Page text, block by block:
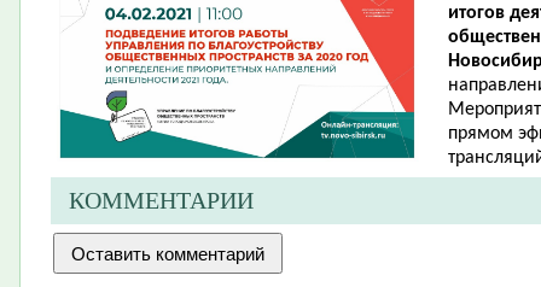
итогов
прямом
КОММЕНТАРИИ